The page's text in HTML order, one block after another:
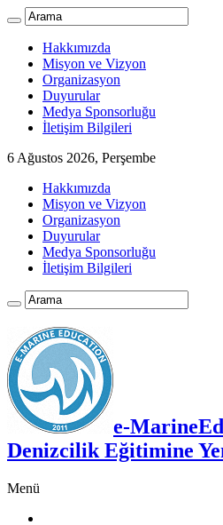
Hakkımızda
Misyon ve Vizyon
Organizasyon
Duyurular
Medya Sponsorluğu
İletişim Bilgileri
6 Ağustos 2026, Perşembe
Hakkımızda
Misyon ve Vizyon
Organizasyon
Duyurular
Medya Sponsorluğu
İletişim Bilgileri
e-
Denizcilik Eğitimine
Menü